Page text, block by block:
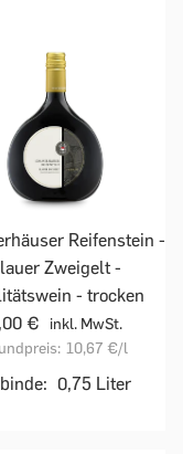
Reifenstein -
Zweigelt -
- trocken
€
inkl. MwSt.
10,67 €/l
0,75 Liter